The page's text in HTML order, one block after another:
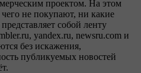
проектом. На этом
не покупают, ни какие
собой ленту
yandex.ru, newsru.com и
без искажения,
публикуемых новостей